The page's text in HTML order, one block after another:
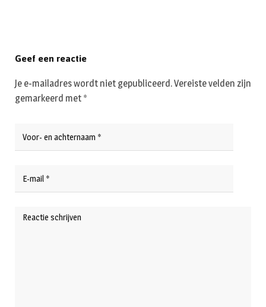
Geef een reactie
Je e-mailadres wordt niet gepubliceerd.Vereiste velden zijn
gemarkeerd met *